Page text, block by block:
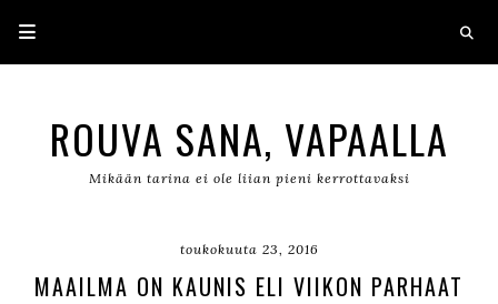
ROUVA SANA, VAPAALLA
Mikään tarina ei ole liian pieni kerrottavaksi
toukokuuta 23, 2016
MAAILMA ON KAUNIS ELI VIIKON PARHAAT